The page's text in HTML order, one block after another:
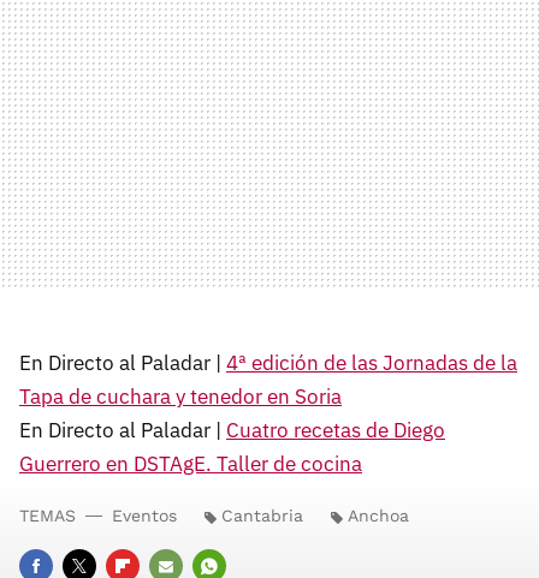
En Directo al Paladar | 4ª edición de las Jornadas de la
Tapa de cuchara y tenedor en Soria
En Directo al Paladar | Cuatro recetas de Diego
Guerrero en DSTAgE. Taller de cocina
TEMAS Eventos Cantabria Anchoa